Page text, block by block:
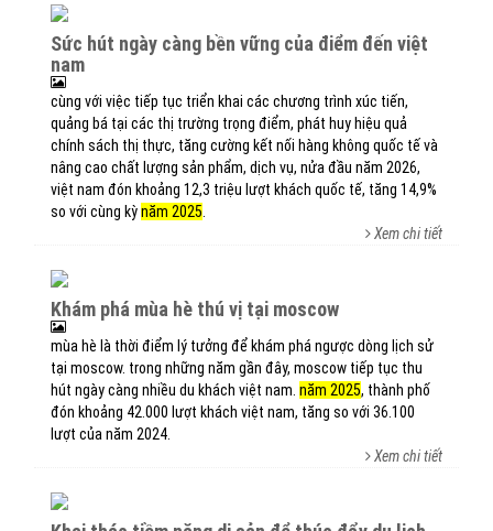
sức hút ngày càng bền vững của điểm đến việt
nam
cùng với việc tiếp tục triển khai các chương trình xúc tiến,
quảng bá tại các thị trường trọng điểm, phát huy hiệu quả
chính sách thị thực, tăng cường kết nối hàng không quốc tế và
nâng cao chất lượng sản phẩm, dịch vụ, nửa đầu năm 2026,
việt nam đón khoảng 12,3 triệu lượt khách quốc tế, tăng 14,9%
so với cùng kỳnăm 2025
Xem chi tiết
khám phá mùa hè thú vị tại moscow
mùa hè là thời điểm lý tưởng để khám phá ngược dòng lịch sử
tại moscow. trong những năm gần đây, moscow tiếp tục thu
hút ngày càng nhiều du khách việt nam. năm 2025, thành phố
đón khoảng 42.000 lượt khách việt nam, tăng so với 36.100
lượt của năm 2024.
Xem chi tiết